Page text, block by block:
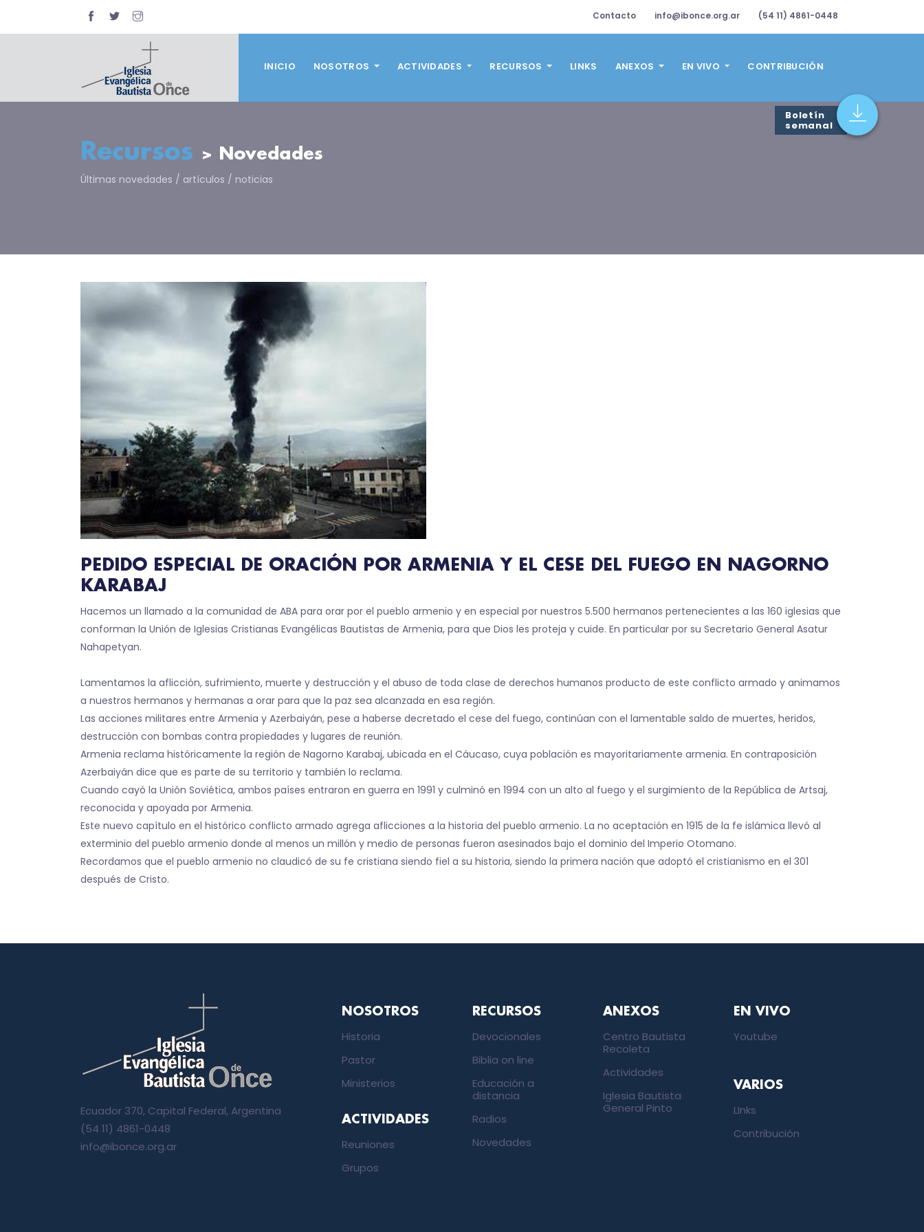
Contacto info@ibonce.org.ar (54 11) 4861-0448
INICIO NOSOTROS ACTIVIDADES RECURSOS LINKS ANEXOS EN VIVO CONTRIBUCIÓN
Boletín
semanal
Recursos > Novedades
Últimas novedades / artículos / noticias
PEDIDO ESPECIAL DE ORACIÓN POR ARMENIA Y EL CESE DEL FUEGO EN NAGORNO
KARABAJ
Hacemos un llamado a la comunidad de ABA para orar por el pueblo armenio y en especial por nuestros 5.500 hermanos pertenecientes a las 160 iglesias que
conforman la Unión de Iglesias Cristianas Evangélicas Bautistas de Armenia, para que Dios les proteja y cuide. En particular por su Secretario General Asatur
Nahapetyan.
Lamentamos la aflicción, sufrimiento, muerte y destrucción y el abuso de toda clase de derechos humanos producto de este conflicto armado y animamos
a nuestros hermanos y hermanas a orar para que la paz sea alcanzada en esa región.
Las acciones militares entre Armenia y Azerbaiyán, pese a haberse decretado el cese del fuego, continúan con el lamentable saldo de muertes, heridos,
destrucción con bombas contra propiedades y lugares de reunión.
Armenia reclama históricamente la región de Nagorno Karabaj, ubicada en el Cáucaso, cuya población es mayoritariamente armenia. En contraposición
Azerbaiyán dice que es parte de su territorio y también lo reclama.
Cuando cayó la Unión Soviética, ambos países entraron en guerra en 1991 y culminó en 1994 con un alto al fuego y el surgimiento de la República de Artsaj,
reconocida y apoyada por Armenia.
Este nuevo capítulo en el histórico conflicto armado agrega aflicciones a la historia del pueblo armenio. La no aceptación en 1915 de la fe islámica llevó al
exterminio del pueblo armenio donde al menos un millón y medio de personas fueron asesinados bajo el dominio del Imperio Otomano.
Recordamos que el pueblo armenio no claudicó de su fe cristiana siendo fiel a su historia, siendo la primera nación que adoptó el cristianismo en el 301
después de Cristo.
Ecuador 370, Capital Federal, Argentina
(54 11) 4861-0448
info@ibonce.org.ar
NOSOTROS
Historia
Pastor
Ministerios
ACTIVIDADES
Reuniones
Grupos
RECURSOS
Devocionales
Biblia on line
Educación a
distancia
Radios
Novedades
ANEXOS
Centro Bautista
Recoleta
Actividades
Iglesia Bautista
General Pinto
EN VIVO
Youtube
VARIOS
LInks
Contribución